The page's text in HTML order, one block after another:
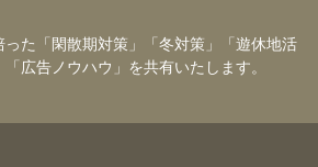
った「閑散期対策」「冬対策」「遊休地活
広告ノウハウ」を共有いたします。